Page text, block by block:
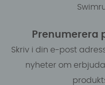
Prenumerera
Skriv i din e-post
nyheter om